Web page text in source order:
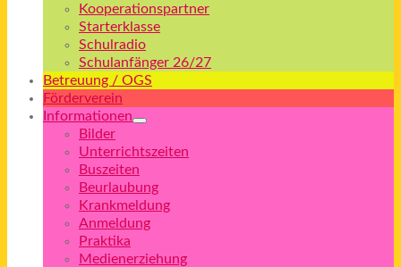
Kooperationspartner
Starterklasse
Schulradio
Schulanfänger 26/27
Betreuung / OGS
Förderverein
Informationen
Bilder
Unterrichtszeiten
Buszeiten
Beurlaubung
Krankmeldung
Anmeldung
Praktika
Medienerziehung